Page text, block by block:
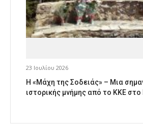
23 Ιουλίου 2026
Η «Μάχη της Σοδειάς» – Μια
ιστορικής μνήμης από το ΚΚΕ στο